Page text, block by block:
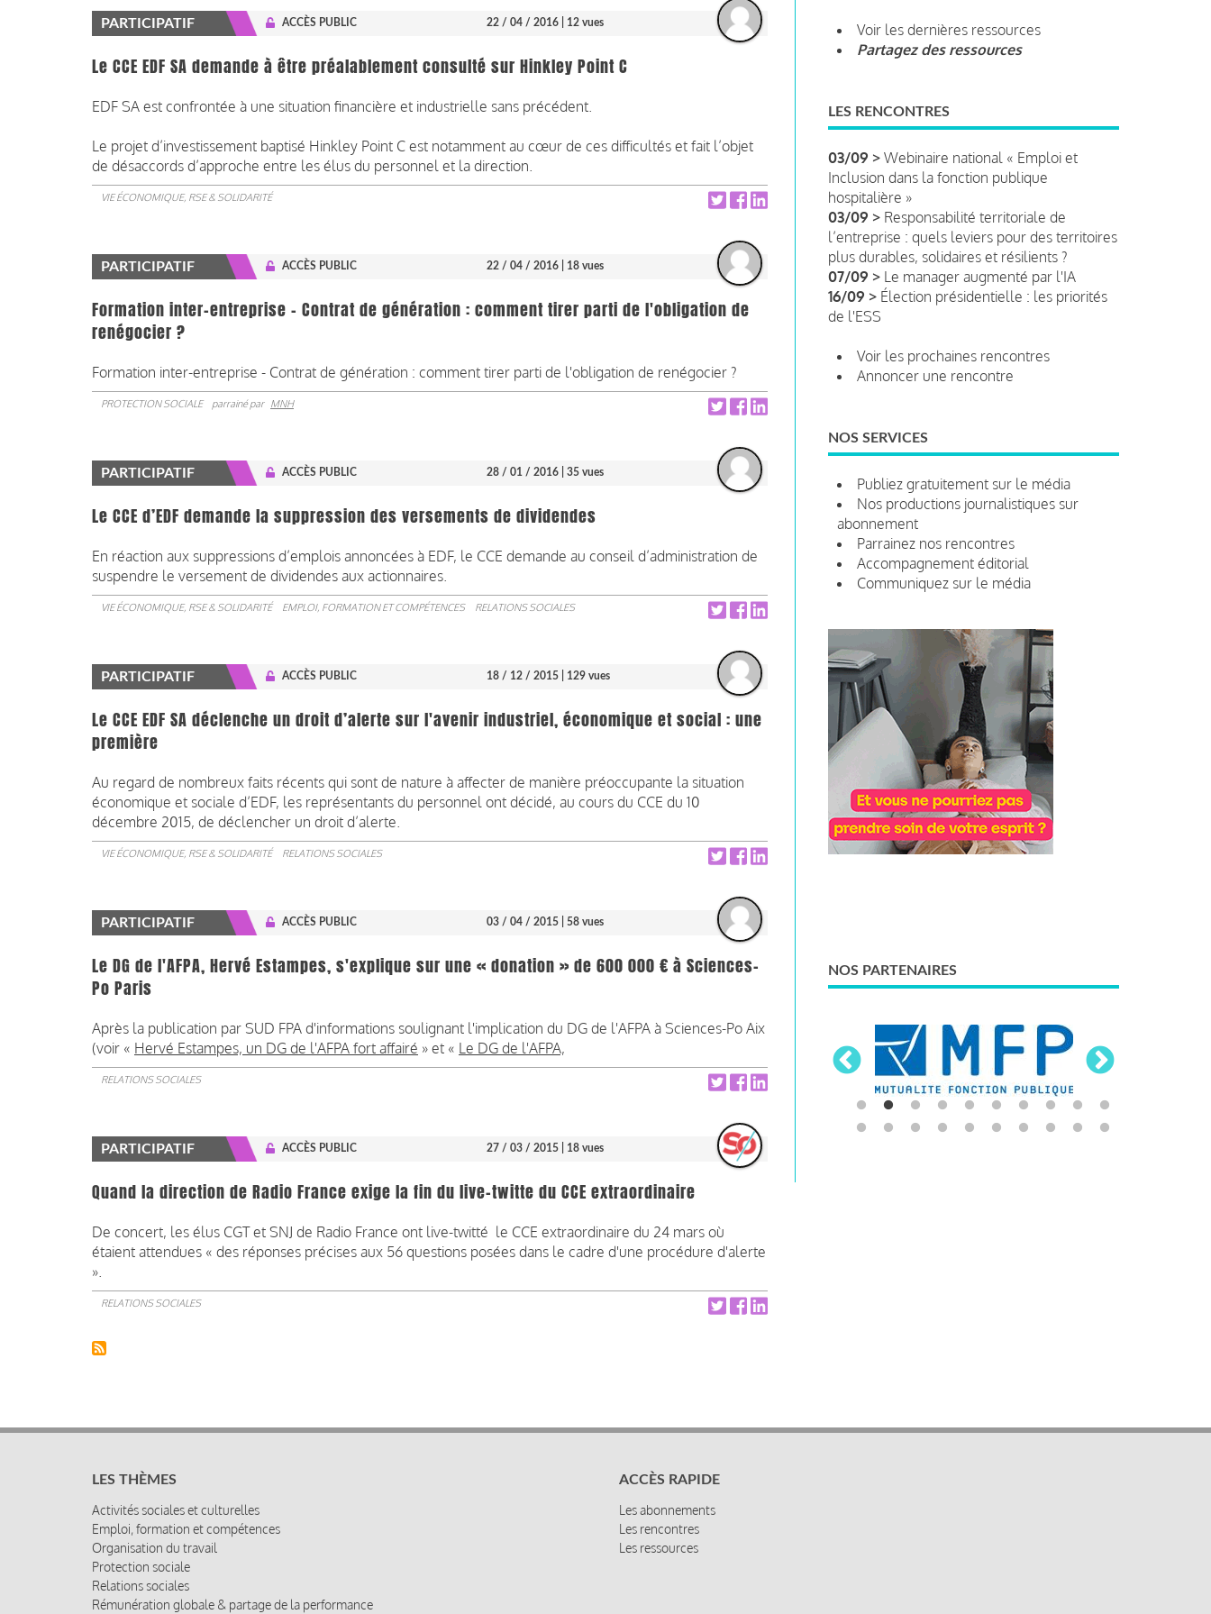
PARTICIPATIF ACCÈS PUBLIC 22 / 04 / 2016 | 12 vues
Le CCE EDF SA demande à être préalablement consulté sur Hinkley Point C
EDF SA est confrontée à une situation financière et industrielle sans précédent.
Le projet d’investissement baptisé Hinkley Point C est notamment au cœur de ces difficultés et fait l’objet
de désaccords d’approche entre les élus du personnel et la direction.
VIE ÉCONOMIQUE, RSE & SOLIDARITÉ
PARTICIPATIF ACCÈS PUBLIC 22 / 04 / 2016 | 18 vues
Formation inter-entreprise - Contrat de génération : comment tirer parti de l'obligation de
renégocier ?
Formation inter-entreprise - Contrat de génération : comment tirer parti de l'obligation de renégocier ?
PROTECTION SOCIALE parrainé par MNH
PARTICIPATIF ACCÈS PUBLIC 28 / 01 / 2016 | 35 vues
Le CCE d’EDF demande la suppression des versements de dividendes
En réaction aux suppressions d’emplois annoncées à EDF, le CCE demande au conseil d’administration de
suspendre le versement de dividendes aux actionnaires.
VIE ÉCONOMIQUE, RSE & SOLIDARITÉ EMPLOI, FORMATION ET COMPÉTENCES RELATIONS SOCIALES
PARTICIPATIF ACCÈS PUBLIC 18 / 12 / 2015 | 129 vues
Le CCE EDF SA déclenche un droit d’alerte sur l'avenir industriel, économique et social : une
première
Au regard de nombreux faits récents qui sont de nature à affecter de manière préoccupante la situation
économique et sociale d’EDF, les représentants du personnel ont décidé, au cours du CCE du 10
décembre 2015, de déclencher un droit d’alerte.
VIE ÉCONOMIQUE, RSE & SOLIDARITÉ RELATIONS SOCIALES
PARTICIPATIF ACCÈS PUBLIC 03 / 04 / 2015 | 58 vues
Le DG de l'AFPA, Hervé Estampes, s'explique sur une « donation » de 600 000 € à Sciences-
Po Paris
Après la publication par SUD FPA d'informations soulignant l'implication du DG de l'AFPA à Sciences-Po Aix
(voir « Hervé Estampes, un DG de l'AFPA fort affairé » et « Le DG de l'AFPA,
RELATIONS SOCIALES
PARTICIPATIF ACCÈS PUBLIC 27 / 03 / 2015 | 18 vues
Quand la direction de Radio France exige la fin du live-twitte du CCE extraordinaire
De concert, les élus CGT et SNJ de Radio France ont live-twitté le CCE extraordinaire du 24 mars où
étaient attendues « des réponses précises aux 56 questions posées dans le cadre d'une procédure d'alerte
».
RELATIONS SOCIALES
Voir les dernières ressources
Partagez des ressources
LES RENCONTRES
03/09 > Webinaire national « Emploi et
Inclusion dans la fonction publique
hospitalière »
03/09 > Responsabilité territoriale de
l’entreprise : quels leviers pour des territoires
plus durables, solidaires et résilients ?
07/09 > Le manager augmenté par l'IA
16/09 > Élection présidentielle : les priorités
de l'ESS
Voir les prochaines rencontres
Annoncer une rencontre
NOS SERVICES
Publiez gratuitement sur le média
Nos productions journalistiques sur
abonnement
Parrainez nos rencontres
Accompagnement éditorial
Communiquez sur le média
NOS PARTENAIRES
LES THÈMES
Activités sociales et culturelles
Emploi, formation et compétences
Organisation du travail
Protection sociale
Relations sociales
Rémunération globale & partage de la performance
ACCÈS RAPIDE
Les abonnements
Les rencontres
Les ressources